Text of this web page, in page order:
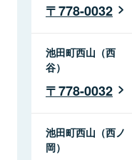
778-0032
池田町西山（西
谷）
778-0032
池田町西山（西ノ
岡）